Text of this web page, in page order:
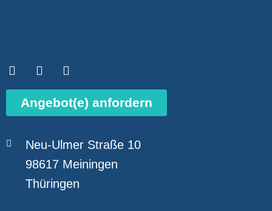
Angebot(e) anfordern
Neu-Ulmer Straße 10
98617 Meiningen
Thüringen